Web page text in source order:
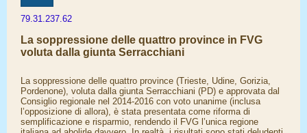
79.31.237.62
La soppressione delle quattro province in FVG
voluta dalla giunta Serracchiani
La soppressione delle quattro province (Trieste, Udine, Gorizia,
Pordenone), voluta dalla giunta Serracchiani (PD) e approvata dal
Consiglio regionale nel 2014-2016 con voto unanime (inclusa
l’opposizione di allora), è stata presentata come riforma di
semplificazione e risparmio, rendendo il FVG l’unica regione